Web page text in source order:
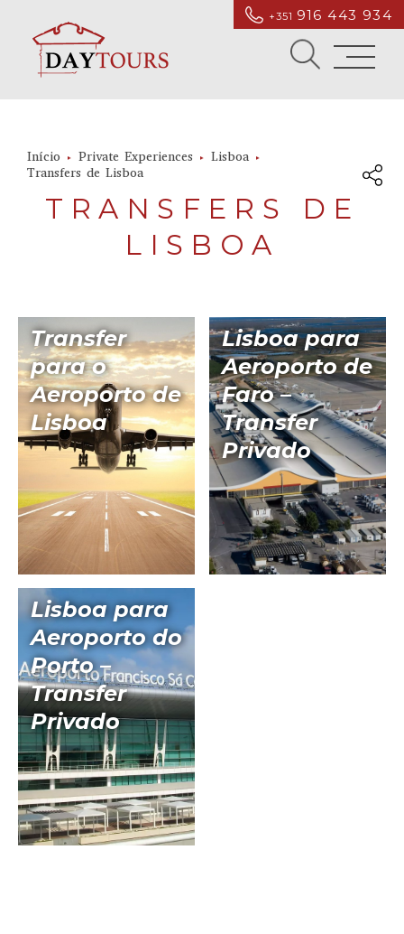
+351 916 443 934
Início Private Experiences
Lisboa
Transfers de Lisboa
TRANSFERS DE
LISBOA
Transfer
para o
Aeroporto de
Lisboa
Lisboa para
Aeroporto de
Faro –
Transfer
Privado
Lisboa para
Aeroporto do
Porto –
Transfer
Privado